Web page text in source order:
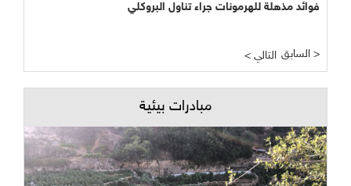
فوائد مذهلة للهرمونات جراء تناول البروكلي
< التالي السابق >
مبادرات بيئية